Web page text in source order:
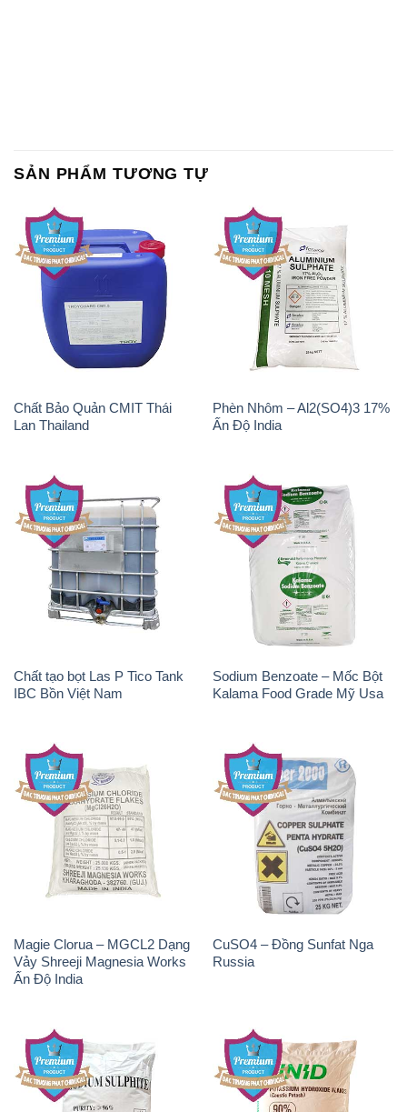
SẢN PHẨM TƯƠNG TỰ
Chất Bảo Quản CMIT Thái
Lan Thailand
Phèn Nhôm – Al2(SO4)3 17%
Ấn Độ India
Chất tạo bọt Las P Tico Tank
IBC Bồn Việt Nam
Sodium Benzoate – Mốc Bột
Kalama Food Grade Mỹ Usa
Magie Clorua – MGCL2 Dạng
Vảy Shreeji Magnesia Works
Ấn Độ India
CuSO4 – Đồng Sunfat Nga
Russia